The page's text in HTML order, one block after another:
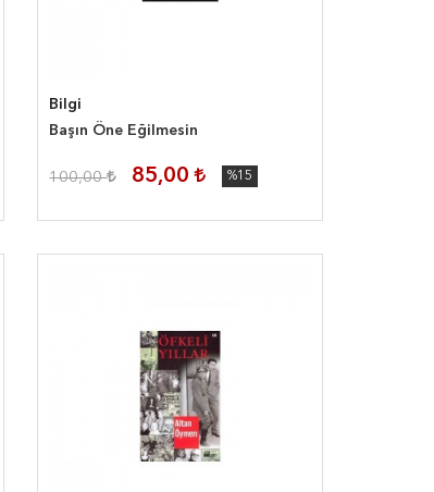
Bilgi
Başın Öne Eğilmesin
100,00 85,00 %15